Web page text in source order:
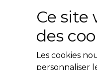
Ce site
des
Les cookies
personnaliser
Nuit de la Bouinotte
Besoin d'aide ?
Livres numériques